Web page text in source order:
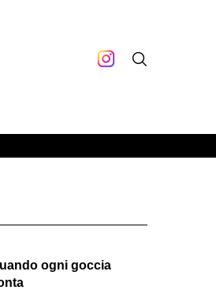
ogni goccia